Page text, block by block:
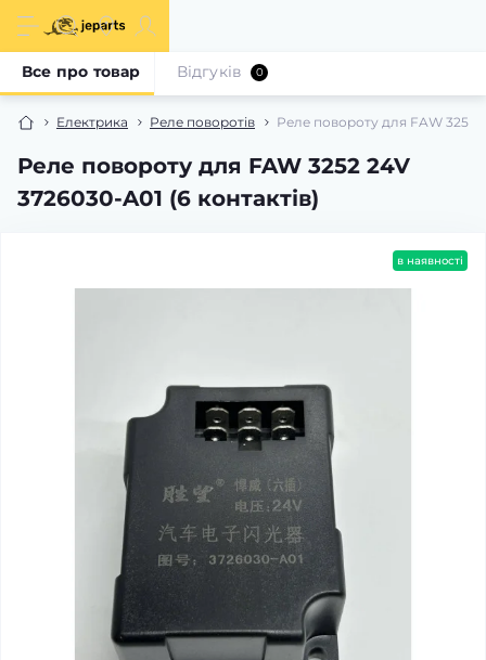
Електрика Реле поворотів Реле повороту для FAW 3252
Реле повороту для FAW 3252 24V
3726030-A01 (6 контактів)
Все про товар Відгуків 0
в наявності